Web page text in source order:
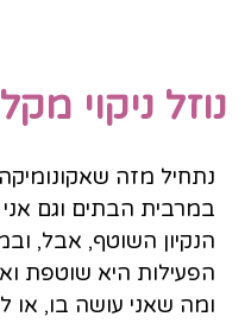
נוזל ניקוי
נתחיל מזה
במרבית הבתים וגם
הנקיון השוטף, אבל,
הפעילות היא שוטפת
ומה שאני עושה בו, או